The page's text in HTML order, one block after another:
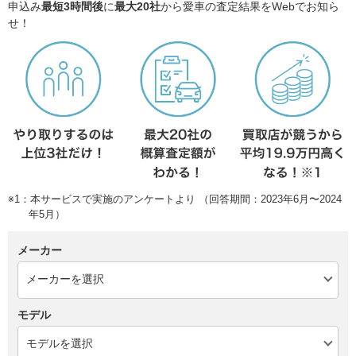
申込み最短3時間後に最大20社から愛車の査定結果をWebでお知ら
せ！
※1：本サービスで実施のアンケートより （回答期間：2023年6月〜2024
年5月）
メーカー
モデル